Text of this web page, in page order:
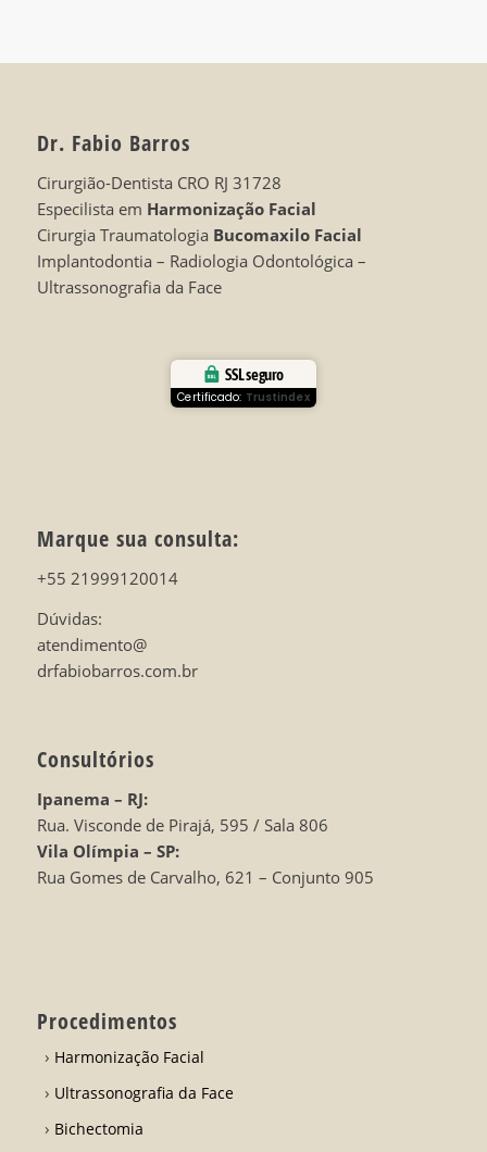
Dr. Fabio Barros
Cirurgião-Dentista CRO RJ 31728
Especilista em Harmonização Facial
Cirurgia Traumatologia Bucomaxilo Facial
Implantodontia – Radiologia Odontológica –
Ultrassonografia da Face
SSL seguro
Certificado: Trustindex
Marque sua consulta:
+55 21999120014
Dúvidas:
atendimento@
drfabiobarros.com.br
Consultórios
Ipanema – RJ:
Rua. Visconde de Pirajá, 595 / Sala 806
Vila Olímpia – SP:
Rua Gomes de Carvalho, 621 – Conjunto 905
Procedimentos
Harmonização Facial
Ultrassonografia da Face
Bichectomia